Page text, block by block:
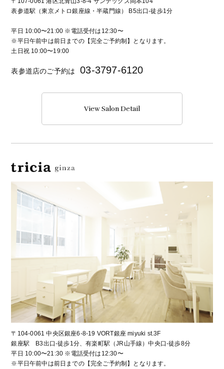
表参道駅（東京メトロ銀座線・半蔵門線） B5出口-徒歩1分
平日 10:00〜21:00 ※電話受付は12:30〜
※平日午前中は前日までの【完全ご予約制】となります。
土日祝 10:00〜19:00
表参道店のご予約は 03-3797-6120
View Salon Detail
〒104-0061 中央区銀座6-8-19 VORT銀座 miyuki st.3F
銀座駅 B3出口-徒歩1分、有楽町駅（JR山手線）中央口-徒歩8分
平日 10:00〜21:30 ※電話受付は12:30〜
※平日午前中は前日までの【完全ご予約制】となります。